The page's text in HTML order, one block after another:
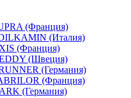
(Франция)
(Италия)
(Франция)
(Швеция)
(Германия)
(Франция)
(Германия)